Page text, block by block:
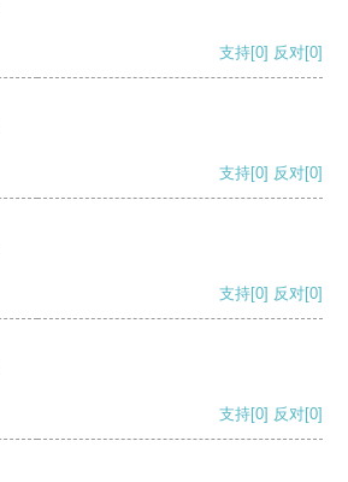
支持[0] 反对[0]
支持[0] 反对[0]
支持[0] 反对[0]
支持[0] 反对[0]